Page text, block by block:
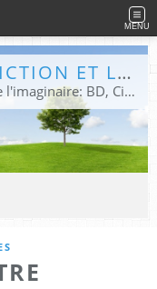
MENU
SITE SUR LA SCIENCE-FICTION ET LE FANTASTIQUE
Site sur toute la culture des genres de l'imaginaire: BD, Cinéma, Livre, Jeux, Théâtre. Présent dans les principaux festivals de film fantastique e de science-fiction, salons et conventions.